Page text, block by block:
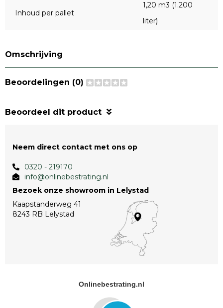
Inhoud per pallet
1,20 m3 (1.200
liter)
Omschrijving
Beoordelingen (0)
Beoordeel dit product
Neem direct contact met ons op
0320 - 219170
info@onlinebestrating.nl
Bezoek onze showroom in Lelystad
Kaapstanderweg 41
8243 RB Lelystad
Onlinebestrating.nl